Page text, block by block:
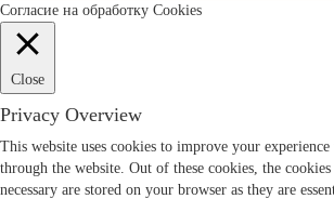
Согласие на обработку Cookies
Close
Privacy Overview
This website uses cookies to improve your
through the website. Out of these cookies, the cookies
necessary are stored on your browser as they are